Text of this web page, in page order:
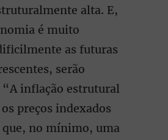
alta. E,
é muito
as futuras
serão
“A inflação estrutural
preços indexados
que, no mínimo, uma